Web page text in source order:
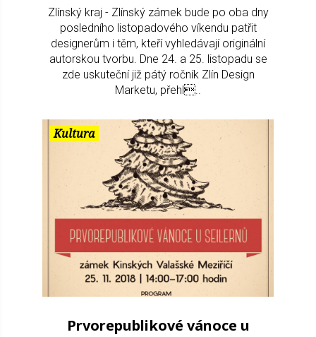
Zlínský kraj - Zlínský zámek bude po oba dny
posledního listopadového víkendu patřit
designerům i těm, kteří vyhledávají originální
autorskou tvorbu. Dne 24. a 25. listopadu se
zde uskuteční již pátý ročník Zlín Design
Marketu, přehl..
Kultura
Prvorepublikové vánoce u